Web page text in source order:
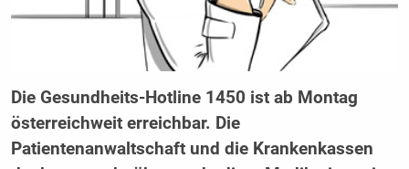
Die Gesundheits-Hotline 1450 ist ab Montag
österreichweit erreichbar. Die
Patientenanwaltschaft und die Krankenkassen